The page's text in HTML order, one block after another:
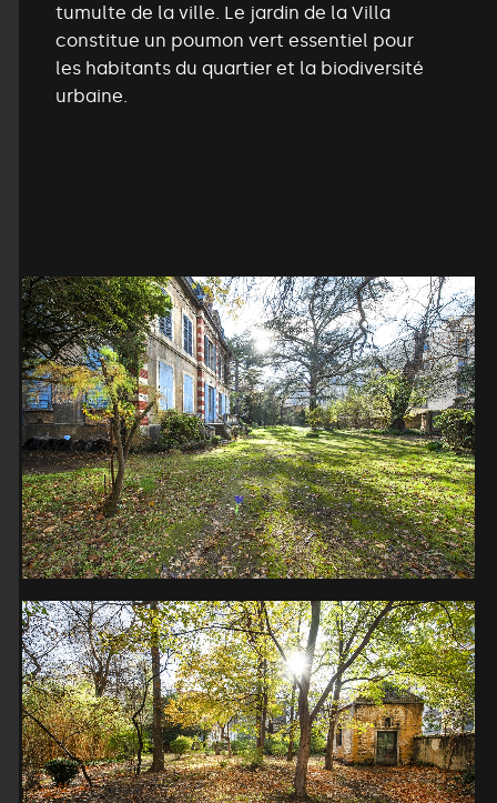
tumulte de la ville. Le jardin de la Villa
constitue un poumon vert essentiel pour
les habitants du quartier et la biodiversité
urbaine.